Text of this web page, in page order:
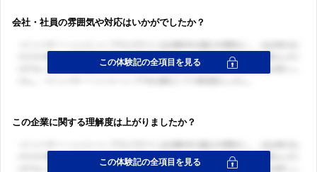
会社・社員の雰囲気や対応はいかがでしたか？
この企業に関する理解度は上がりましたか？